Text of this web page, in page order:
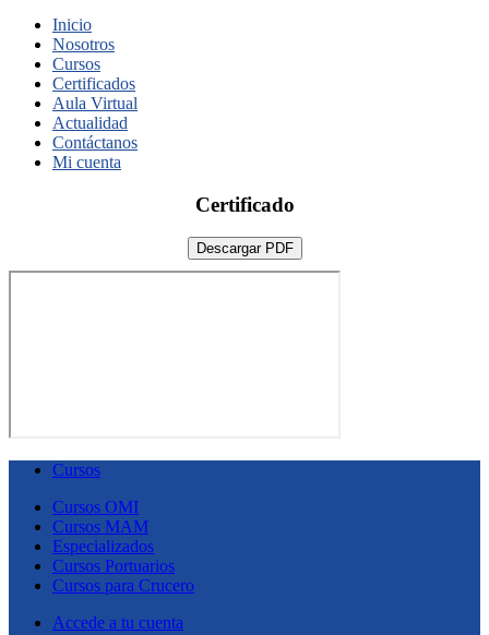
Inicio
Nosotros
Cursos
Certificados
Aula Virtual
Actualidad
Contáctanos
Mi cuenta
Certificado
Descargar PDF
Cursos
Cursos OMI
Cursos MAM
Especializados
Cursos Portuarios
Cursos para Crucero
Accede a tu cuenta